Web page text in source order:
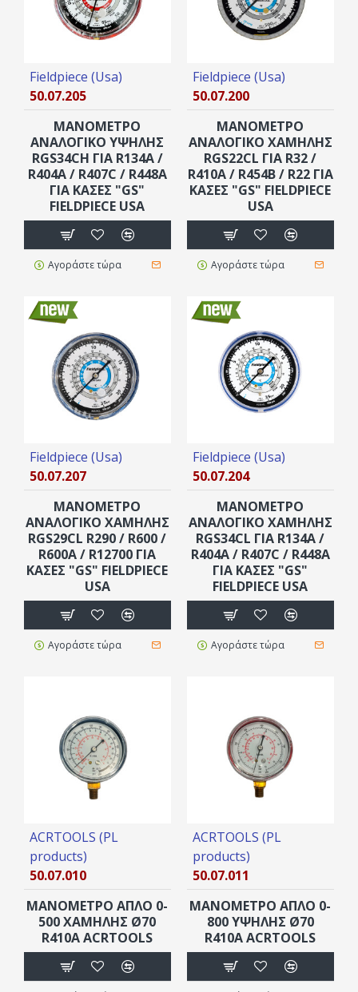
Fieldpiece (Usa)
50.07.205
ΜΑΝΟΜΕΤΡΟ
ΑΝΑΛΟΓΙΚΟ ΥΨΗΛΗΣ
RGS34CH ΓΙΑ R134A /
R404A / R407C / R448A
ΓΙΑ ΚΆΣΕΣ "GS"
FIELDPIECE USA
Αγοράστε τώρα
Fieldpiece (Usa)
50.07.200
ΜΑΝΟΜΕΤΡΟ
ΑΝΑΛΟΓΙΚΟ ΧΑΜΗΛΗΣ
RGS22CL ΓΙΑ R32 /
R410A / R454B / R22 ΓΙΑ
ΚΆΣΕΣ "GS" FIELDPIECE
USA
Αγοράστε τώρα
Fieldpiece (Usa)
50.07.207
ΜΑΝΟΜΕΤΡΟ
ΑΝΑΛΟΓΙΚΟ ΧΑΜΗΛΗΣ
RGS29CL R290 / R600 /
R600A / R12700 ΓΙΑ
ΚΆΣΕΣ "GS" FIELDPIECE
USA
Αγοράστε τώρα
Fieldpiece (Usa)
50.07.204
ΜΑΝΟΜΕΤΡΟ
ΑΝΑΛΟΓΙΚΟ ΧΑΜΗΛΗΣ
RGS34CL ΓΙΑ R134A /
R404A / R407C / R448A
ΓΙΑ ΚΆΣΕΣ "GS"
FIELDPIECE USA
Αγοράστε τώρα
ACRTOOLS (PL
products)
50.07.010
ΜΑΝΟΜΕΤΡΟ ΑΠΛΟ 0-
500 XAMΗΛΗΣ Ø70
R410A ACRTOOLS
ACRTOOLS (PL
products)
50.07.011
ΜΑΝΟΜΕΤΡΟ ΑΠΛΟ 0-
800 YΨHΛΗΣ Ø70
R410A ACRTOOLS